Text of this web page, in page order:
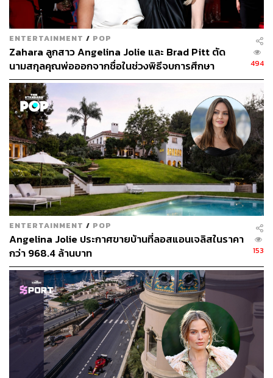
ENTERTAINMENT / POP
Zahara ลูกสาว Angelina Jolie และ Brad Pitt ตัด
นามสกุลคุณพ่อออกจากชื่อในช่วงพิธีจบการศึกษา
494
ENTERTAINMENT / POP
Angelina Jolie ประกาศขายบ้านที่ลอสแอนเจลิสในราคา
กว่า 968.4 ล้านบาท
153